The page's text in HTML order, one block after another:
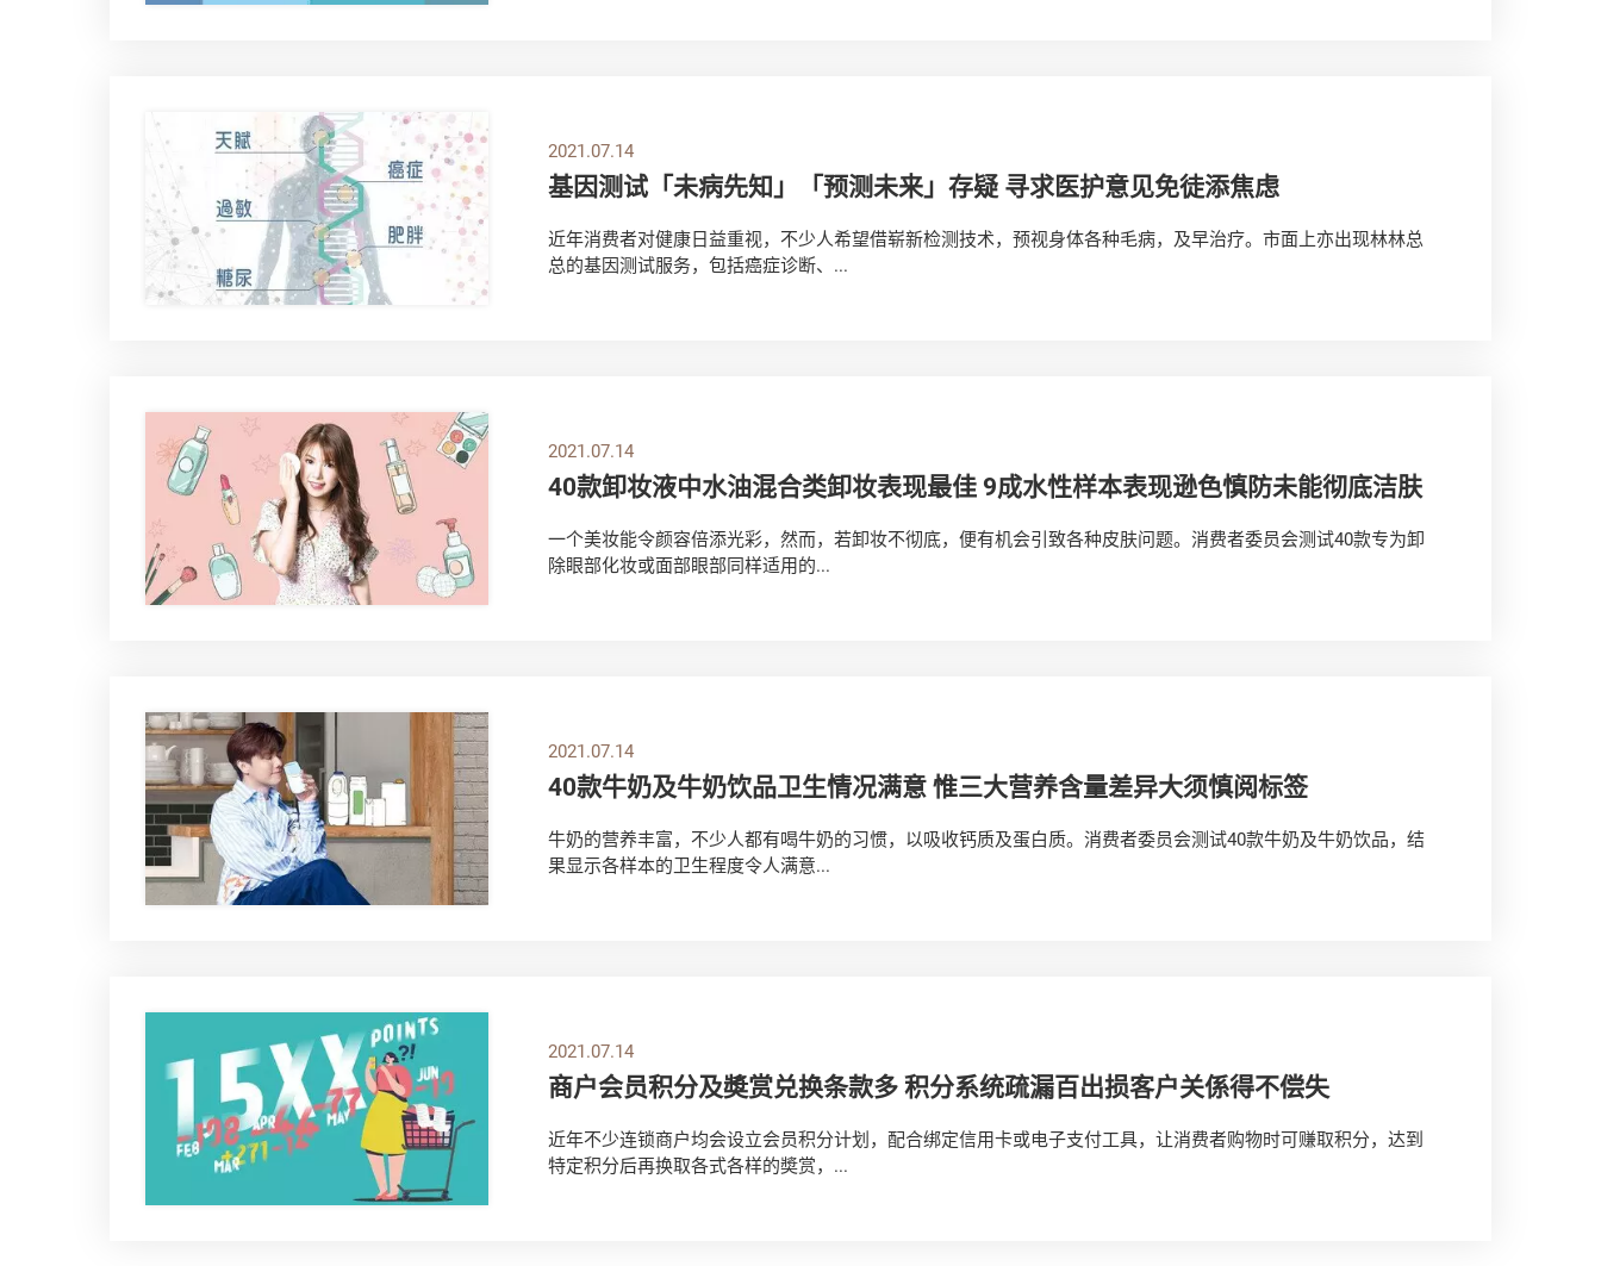
2021.07.14
基因测试「未病先知」「预测未来」存疑 寻求医护意见免徒添焦虑
近年消费者对健康日益重视，不少人希望借崭新检测技术，预视身体各种毛病，及早治疗。市面上亦出现林林总
总的基因测试服务，包括癌症诊断、...
2021.07.14
40款卸妆液中水油混合类卸妆表现最佳 9成水性样本表现逊色慎防未能彻底洁肤
一个美妆能令颜容倍添光彩，然而，若卸妆不彻底，便有机会引致各种皮肤问题。消费者委员会测试40款专为卸
除眼部化妆或面部眼部同样适用的...
2021.07.14
40款牛奶及牛奶饮品卫生情况满意 惟三大营养含量差异大须慎阅标签
牛奶的营养丰富，不少人都有喝牛奶的习惯，以吸收钙质及蛋白质。消费者委员会测试40款牛奶及牛奶饮品，结
果显示各样本的卫生程度令人满意...
2021.07.14
商户会员积分及奬赏兑换条款多 积分系统疏漏百出损客户关係得不偿失
近年不少连锁商户均会设立会员积分计划，配合绑定信用卡或电子支付工具，让消费者购物时可赚取积分，达到
特定积分后再换取各式各样的奬赏，...